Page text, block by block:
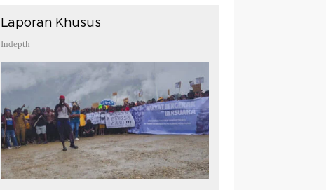
Laporan Khusus
Indepth